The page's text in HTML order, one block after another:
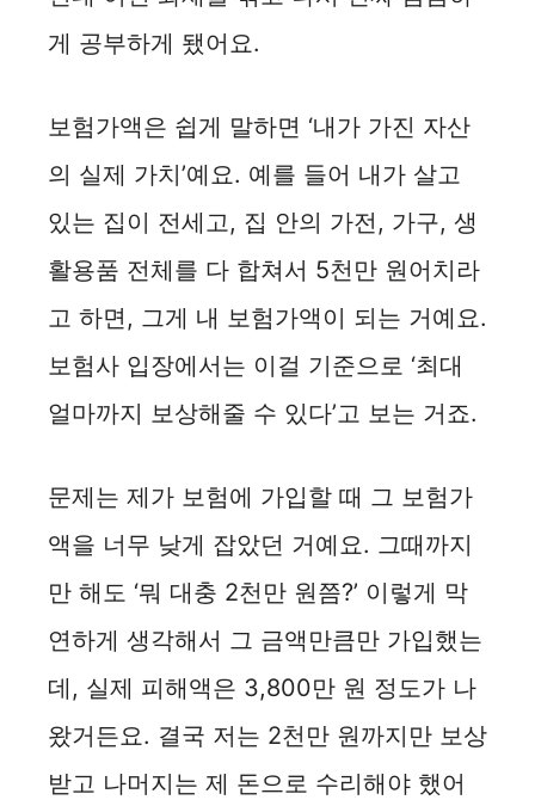
게 공부하게 됐어요.
보험가액은 쉽게 말하면 ‘내가 가진 자산
의 실제 가치’예요. 예를 들어 내가 살고
있는 집이 전세고, 집 안의 가전, 가구, 생
활용품 전체를 다 합쳐서 5천만 원어치라
고 하면, 그게 내 보험가액이 되는 거예요.
보험사 입장에서는 이걸 기준으로 ‘최대
얼마까지 보상해줄 수 있다’고 보는 거죠.
문제는 제가 보험에 가입할 때 그 보험가
액을 너무 낮게 잡았던 거예요. 그때까지
만 해도 ‘뭐 대충 2천만 원쯤?’ 이렇게 막
연하게 생각해서 그 금액만큼만 가입했는
데, 실제 피해액은 3,800만 원 정도가 나
왔거든요. 결국 저는 2천만 원까지만 보상
받고 나머지는 제 돈으로 수리해야 했어